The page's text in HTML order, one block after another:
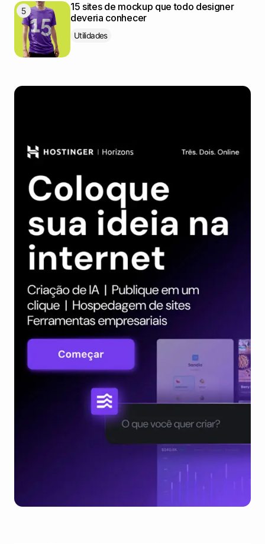
15 sites de mockup que todo designer
deveria conhecer
Utilidades